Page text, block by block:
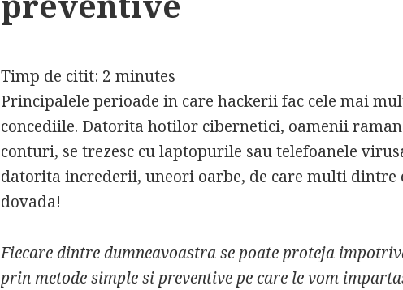
Timp de citit: 2 minutes
Principalele perioade in care hackerii fac cele mai
concediile. Datorita hotilor cibernetici, oamenii
conturi, se trezesc cu laptopurile sau telefoanele
datorita increderii, uneori oarbe, de care multi dintre
dovada!
Fiecare dintre dumneavoastra se poate proteja
prin metode simple si preventive pe care le vom